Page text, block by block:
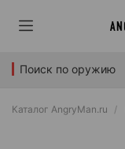
Поиск по оружию
Каталог AngryMan.ru